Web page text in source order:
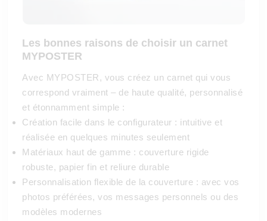
Les bonnes raisons de choisir un carnet
MYPOSTER
Avec MYPOSTER, vous créez un carnet qui vous
correspond vraiment – de haute qualité, personnalisé
et étonnamment simple :
Création facile dans le configurateur : intuitive et
réalisée en quelques minutes seulement
Matériaux haut de gamme : couverture rigide
robuste, papier fin et reliure durable
Personnalisation flexible de la couverture : avec vos
photos préférées, vos messages personnels ou des
modèles modernes